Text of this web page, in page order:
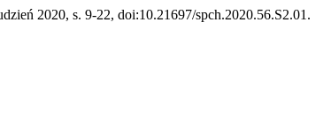
2020, s. 9-22, doi:10.21697/spch.2020.56.S2.01.